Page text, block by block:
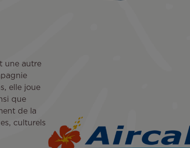
une autre
elle joue
que
de la
culturels